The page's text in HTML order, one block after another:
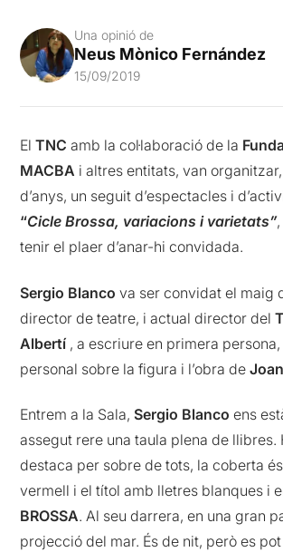
Una opinió de
Neus Mònico Fernández
15/09/2019
ElTNC amb la col·laboració de la
MACBA i altres entitats, van
d’anys, un seguit d’espectacles i
“Cicle Brossa, variacions i varietats”
tenir el plaer d’anar-hi convidada.
Sergio Blanco va ser convidat el maig
director de teatre, i actual director del
Albertí , a escriure en primera
personal sobre la figura i l’obra de
Entrem a la Sala, Sergio Blanco ens
assegut rere una taula plena de llibres.
destaca per sobre de tots, la coberta
vermell i el títol amb lletres blanques i
BROSSA. Al seu darrera, en una gran
projecció del mar. És de nit, però es pot